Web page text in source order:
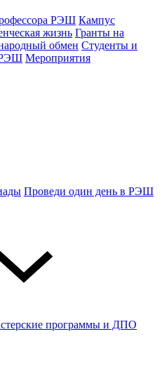
РЭШ Кампус
жизнь Гранты на
обмен Студенты и
РЭШ Мероприятия
Проведи один день в РЭШ
программы и ДПО